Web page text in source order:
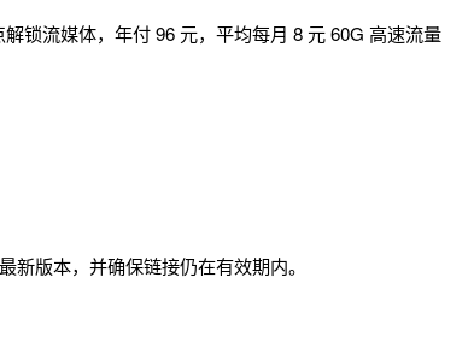
锁流媒体，年付 96 元，平均每月 8 元 60G 高速流量
版本，并确保链接仍在有效期内。